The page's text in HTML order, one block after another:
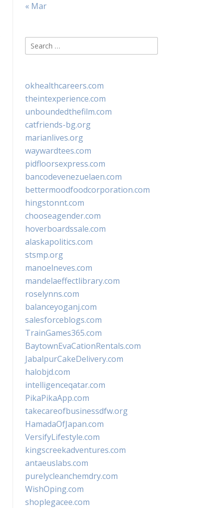
« Mar
Search
for:
okhealthcareers.com
theintexperience.com
unboundedthefilm.com
catfriends-bg.org
marianlives.org
waywardtees.com
pidfloorsexpress.com
bancodevenezuelaen.com
bettermoodfoodcorporation.com
hingstonnt.com
chooseagender.com
hoverboardssale.com
alaskapolitics.com
stsmp.org
manoelneves.com
mandelaeffectlibrary.com
roselynns.com
balanceyoganj.com
salesforceblogs.com
TrainGames365.com
BaytownEvaCationRentals.com
JabalpurCakeDelivery.com
halobjd.com
intelligenceqatar.com
PikaPikaApp.com
takecareofbusinessdfw.org
HamadaOfJapan.com
VersifyLifestyle.com
kingscreekadventures.com
antaeuslabs.com
purelycleanchemdry.com
WishOping.com
shoplegacee.com